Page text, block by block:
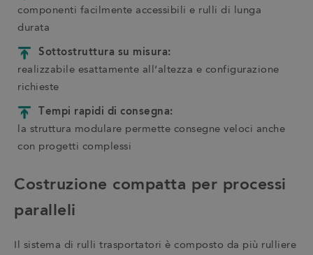
componenti facilmente accessibili e rulli di lunga
durata
Sottostruttura su misura:
realizzabile esattamente all’altezza e configurazione
richieste
Tempi rapidi di consegna:
la struttura modulare permette consegne veloci anche
con progetti complessi
Costruzione compatta per processi
paralleli
Il sistema di rulli trasportatori è composto da più rulliere